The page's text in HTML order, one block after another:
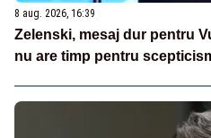
8 aug. 2026, 16:39
Zelenski, mesaj dur pentru
nu are timp pentru